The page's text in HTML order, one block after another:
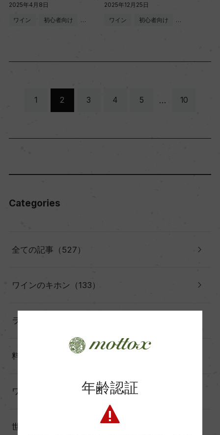
2025年4月8日
ワイン 初心者向け …
2025年12月25日
ワイン 初心者向け …
Categories
全ての記事（527）
ワインのキホン（133）
ランキング（17）
料理に合わせる（60）
ワインと暮らす（60）
世界の造り手から（25）
1 2 3 4 5 … 10
年齢認証